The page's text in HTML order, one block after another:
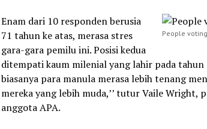
People
Enam dari 10 responden berusia
71 tahun ke atas, merasa stres
gara-gara pemilu ini. Posisi kedua
ditempati kaum milenial yang lahir pada tahun
biasanya para manula merasa lebih tenang
mereka yang lebih muda,’’ tutur Vaile Wright,
anggota APA.